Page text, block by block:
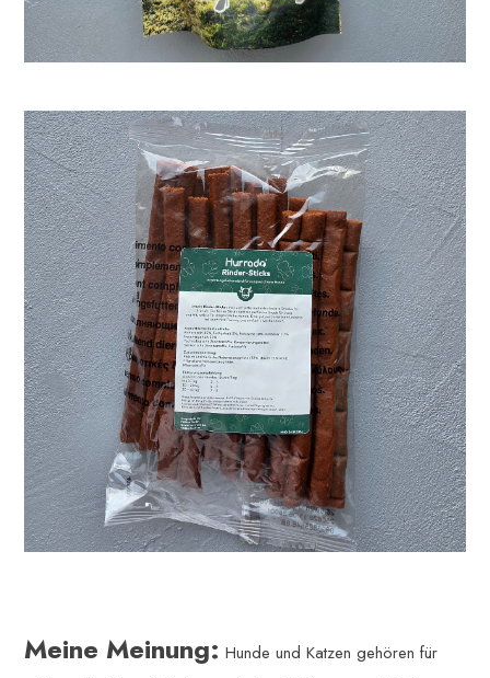
Meine Meinung: Hunde und Katzen gehören für